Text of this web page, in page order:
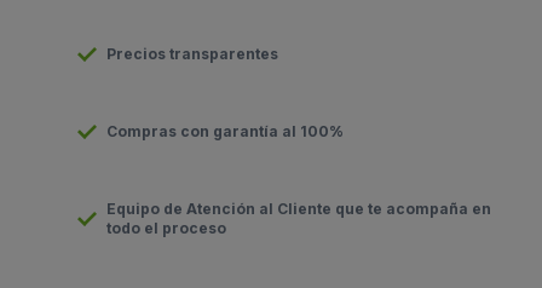
Precios transparentes
Compras con garantía al 100%
Equipo de Atención al Cliente que te acompaña en
todo el proceso